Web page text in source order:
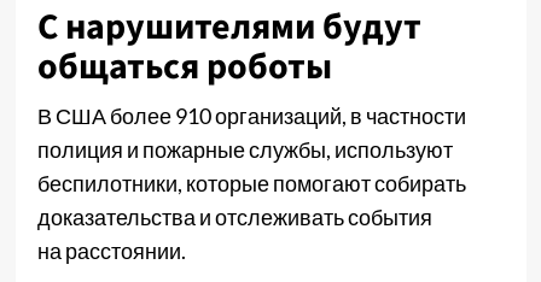
С нарушителями будут
общаться роботы
В США более 910 организаций, в частности
полиция и пожарные службы, используют
беспилотники, которые помогают собирать
доказательства и отслеживать события
на расстоянии.